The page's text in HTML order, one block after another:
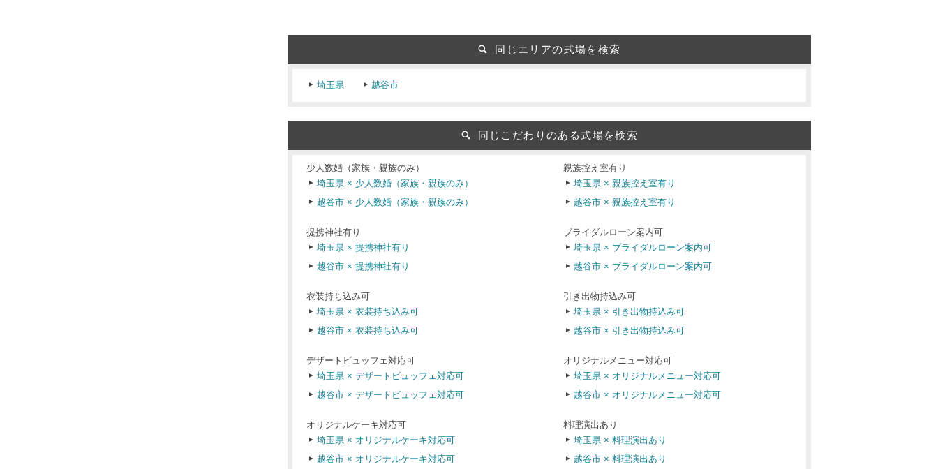
同じエリアの式場を検索
埼玉県 越谷市
同じこだわりのある式場を検索
少人数婚（家族・親族のみ）
埼玉県 × 少人数婚（家族・親族のみ）
越谷市 × 少人数婚（家族・親族のみ）
親族控え室有り
埼玉県 × 親族控え室有り
越谷市 × 親族控え室有り
提携神社有り
埼玉県 × 提携神社有り
越谷市 × 提携神社有り
ブライダルローン案内可
埼玉県 × ブライダルローン案内可
越谷市 × ブライダルローン案内可
衣装持ち込み可
埼玉県 × 衣装持ち込み可
越谷市 × 衣装持ち込み可
引き出物持込み可
埼玉県 × 引き出物持込み可
越谷市 × 引き出物持込み可
デザートビュッフェ対応可
埼玉県 × デザートビュッフェ対応可
越谷市 × デザートビュッフェ対応可
オリジナルメニュー対応可
埼玉県 × オリジナルメニュー対応可
越谷市 × オリジナルメニュー対応可
オリジナルケーキ対応可
埼玉県 × オリジナルケーキ対応可
越谷市 × オリジナルケーキ対応可
料理演出あり
埼玉県 × 料理演出あり
越谷市 × 料理演出あり